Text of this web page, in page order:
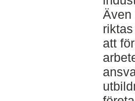
Även
att